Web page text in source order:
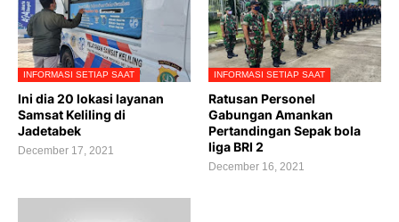
INFORMASI SETIAP SAAT
Ini dia 20 lokasi layanan
Samsat Keliling di
Jadetabek
December 17, 2021
INFORMASI SETIAP SAAT
Ratusan Personel
Gabungan Amankan
Pertandingan Sepak bola
liga BRI 2
December 16, 2021